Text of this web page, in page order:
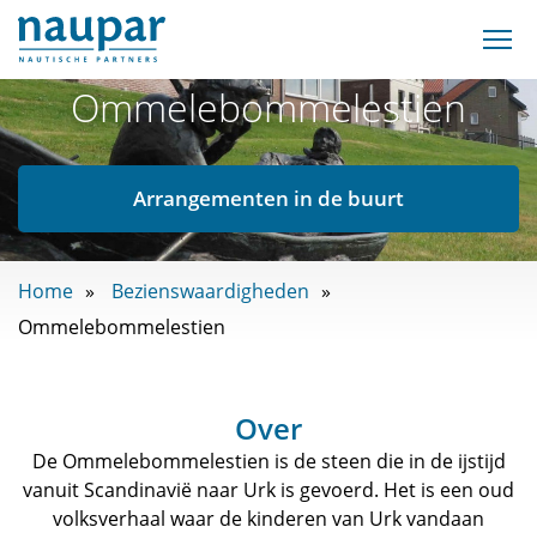
Ommelebommelestien
Arrangementen in de buurt
Home
Bezienswaardigheden
Ommelebommelestien
Over
De Ommelebommelestien is de steen die in de ijstijd
vanuit Scandinavië naar Urk is gevoerd. Het is een oud
volksverhaal waar de kinderen van Urk vandaan